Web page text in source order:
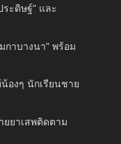
ะดิษฐ์” และ
กาบางนา” พร้อม
องๆ นักเรียนชาย
ยาเสพติดตาม